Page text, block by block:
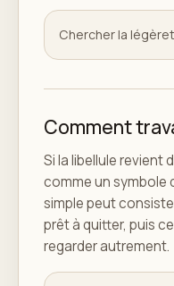
Chercher la
Comment
Si la libellule revient
comme un symbole
simple peut
prêt à quitter, puis
regarder autrement.